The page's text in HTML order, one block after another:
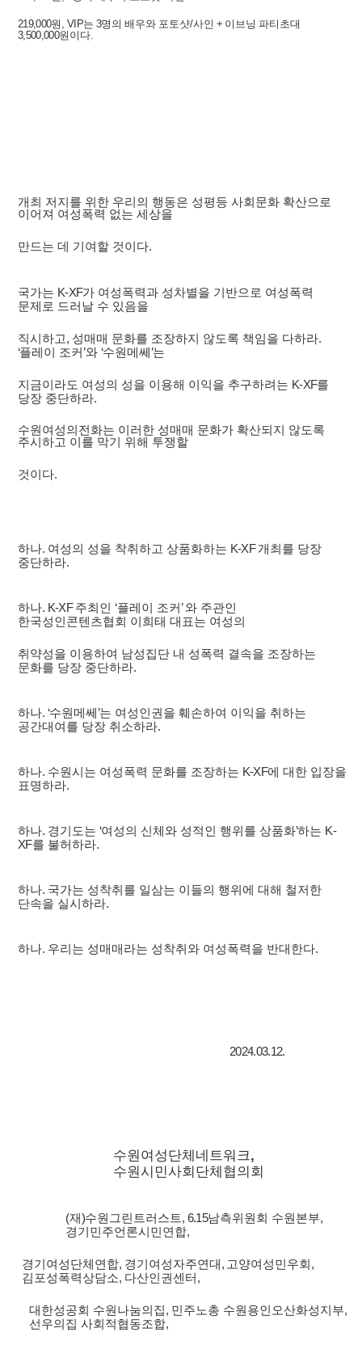
219,000원 , VIP는 3명의 배우와 포토샷/사인 + 이브닝 파티초대
3,500,000원이다.
개최 저지를 위한 우리의 행동은 성평등 사회문화 확산으로
이어져 여성폭력 없는 세상을
만드는 데 기여할 것이다.
국가는 K-XF가 여성폭력과 성차별을 기반으로 여성폭력
문제로 드러날 수 있음을
직시하고, 성매매 문화를 조장하지 않도록 책임을 다하라.
‘플레이 조커’와 ‘수원메쎄’는
지금이라도 여성의 성을 이용해 이익을 추구하려는 K-XF를
당장 중단하라.
수원여성의전화는 이러한 성매매 문화가 확산되지 않도록
주시하고 이를 막기 위해 투쟁할
것이다.
하나. 여성의 성을 착취하고 상품화하는 K-XF개최를 당장
중단하라.
하나. K-XF주최인 ‘플레이 조커 ’와 주관인
한국성인콘텐츠협회 이희태 대표는 여성의
취약성을 이용하여 남성집단 내 성폭력 결속을 조장하는
문화를 당장 중단하라.
하나. ‘수원메쎄 ’는 여성인권을 훼손하여 이익을 취하는
공간대여를 당장 취소하라.
하나. 수원시는 여성폭력 문화를 조장하는 K-XF에 대한 입장을
표명하라.
하나. 경기도는 ‘여성의 신체와 성적인 행위를 상품화’하는 K-
XF를 불허하라.
하나. 국가는 성착취를 일삼는 이들의 행위에 대해 철저한
단속을 실시하라.
하나. 우리는 성매매라는 성착취와 여성폭력을 반대한다.
2024.03.12.
수원여성단체네트워크,
수원시민사회단체협의회
(재)수원그린트러스트, 6.15남측위원회 수원본부,
경기민주언론시민연합,
경기여성단체연합, 경기여성자주연대 , 고양여성민우회 ,
김포성폭력상담소, 다산인권센터 ,
대한성공회 수원나눔의집, 민주노총 수원용인오산화성지부,
선우의집 사회적협동조합,